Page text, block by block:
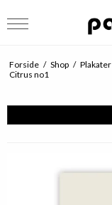
Forside / Shop / Plakater
Citrus no1